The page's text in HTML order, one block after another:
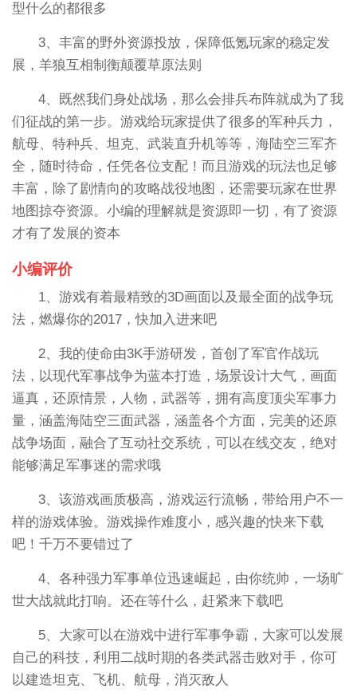
型什么的都很多
3、丰富的野外资源投放，保障低氪玩家的稳定发
展，羊狼互相制衡颠覆草原法则
4、既然我们身处战场，那么会排兵布阵就成为了我
们征战的第一步。游戏给玩家提供了很多的军种兵力，
航母、特种兵、坦克、武装直升机等等，海陆空三军齐
全，随时待命，任凭各位支配！而且游戏的玩法也足够
丰富，除了剧情向的攻略战役地图，还需要玩家在世界
地图掠夺资源。小编的理解就是资源即一切，有了资源
才有了发展的资本
小编评价
1、游戏有着最精致的3D画面以及最全面的战争玩
法，燃爆你的2017，快加入进来吧
2、我的使命由3K手游研发，首创了军官作战玩
法，以现代军事战争为蓝本打造，场景设计大气，画面
逼真，还原情景，人物，武器等，拥有高度顶尖军事力
量，涵盖海陆空三面武器，涵盖各个方面，完美的还原
战争场面，融合了互动社交系统，可以在线交友，绝对
能够满足军事迷的需求哦
3、该游戏画质极高，游戏运行流畅，带给用户不一
样的游戏体验。游戏操作难度小，感兴趣的快来下载
吧！千万不要错过了
4、各种强力军事单位迅速崛起，由你统帅，一场旷
世大战就此打响。还在等什么，赶紧来下载吧
5、大家可以在游戏中进行军事争霸，大家可以发展
自己的科技，利用二战时期的各类武器击败对手，你可
以建造坦克、飞机、航母，消灭敌人